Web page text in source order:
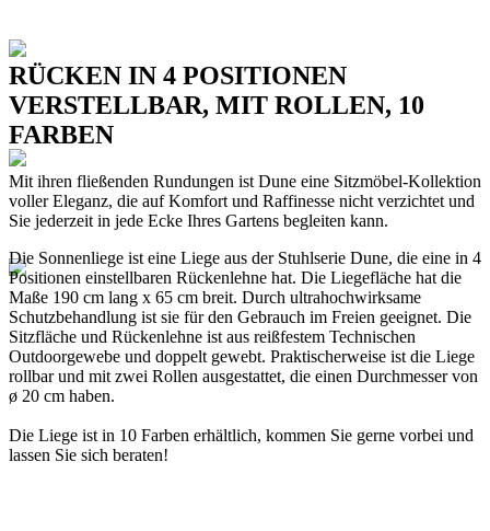
RÜCKEN IN 4 POSITIONEN
VERSTELLBAR, MIT ROLLEN, 10
FARBEN
Mit ihren fließenden Rundungen ist Dune eine Sitzmöbel-Kollektion
voller Eleganz, die auf Komfort und Raffinesse nicht verzichtet und
Sie jederzeit in jede Ecke Ihres Gartens begleiten kann.
Die Sonnenliege ist eine Liege aus der Stuhlserie Dune, die eine in 4
Positionen einstellbaren Rückenlehne hat. Die Liegefläche hat die
Maße 190 cm lang x 65 cm breit. Durch ultrahochwirksame
Schutzbehandlung ist sie für den Gebrauch im Freien geeignet. Die
Sitzfläche und Rückenlehne ist aus reißfestem Technischen
Outdoorgewebe und doppelt gewebt. Praktischerweise ist die Liege
rollbar und mit zwei Rollen ausgestattet, die einen Durchmesser von
ø 20 cm haben.
Die Liege ist in 10 Farben erhältlich, kommen Sie gerne vorbei und
lassen Sie sich beraten!